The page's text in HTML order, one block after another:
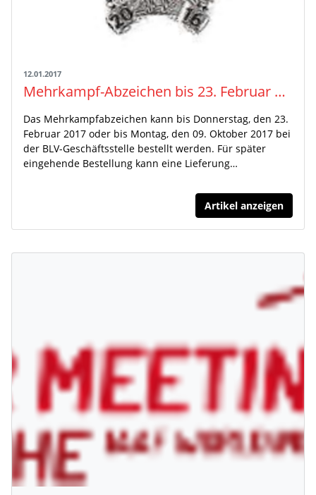
12.01.2017
Mehrkampf-Abzeichen bis 23. Februar 2017 oder bis Montag, den 09. Oktober 2017 bestellen!
Das Mehrkampfabzeichen kann bis Donnerstag, den 23.
Februar 2017 oder bis Montag, den 09. Oktober 2017 bei
der BLV-Geschäftsstelle bestellt werden. Für später
eingehende Bestellung kann eine Lieferung…
Artikel anzeigen